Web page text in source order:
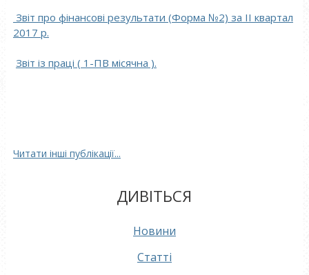
Звіт про фінансові результати (Форма №2) за ІI квартал
2017 р.
Звіт із праці ( 1-ПВ місячна ).
Читати інші публікації...
ДИВІТЬСЯ
Новини
Статті